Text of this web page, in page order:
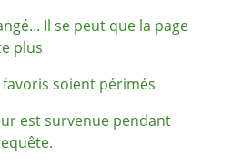
Il se peut que la page
plus
soient périmés
est survenue pendant